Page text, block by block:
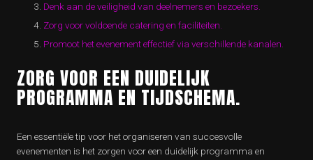
Denk aan de veiligheid van deelnemers en bezoekers.
Zorg voor voldoende catering en faciliteiten.
Promoot het evenement effectief via verschillende kanalen.
ZORG VOOR EEN DUIDELIJK
PROGRAMMA EN TIJDSCHEMA.
Een essentiële tip voor het organiseren van succesvolle
evenementen is het zorgen voor een duidelijk programma en